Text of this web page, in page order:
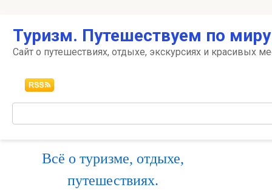
контенту
Туризм. Путешествуем по
Сайт о путешествиях, отдыхе, экскурсиях и красивых
Всё о туризме, отдыхе,
путешествиях.